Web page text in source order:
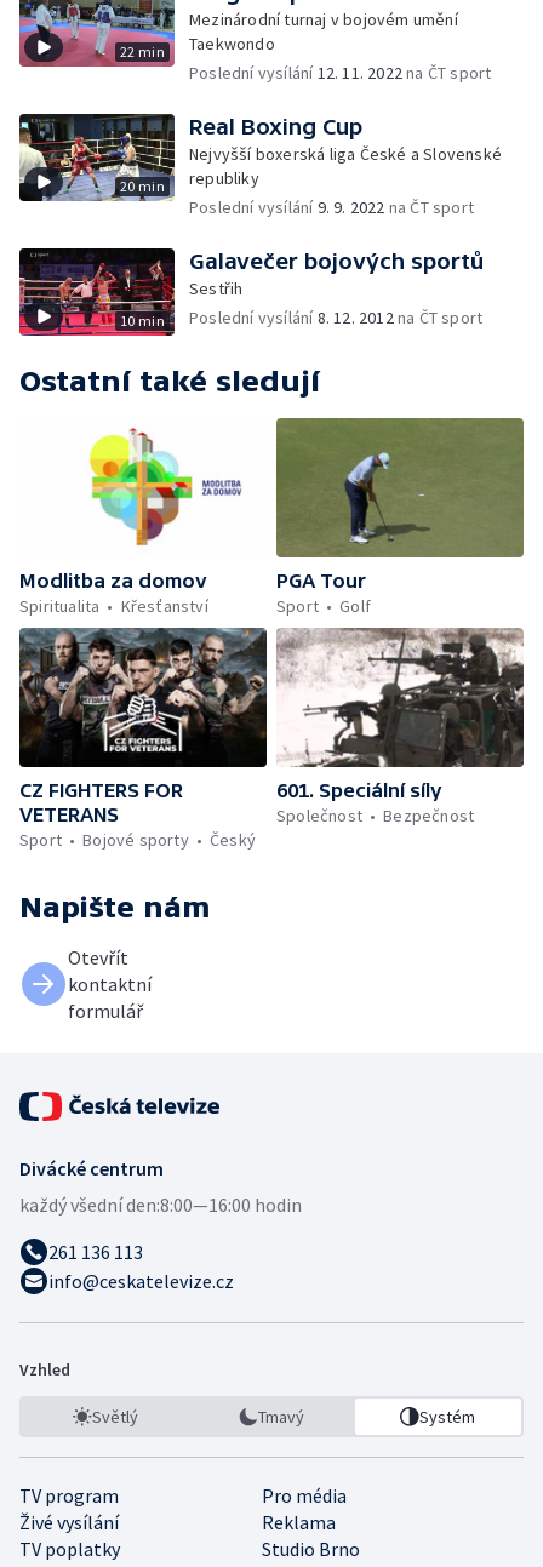
22 min
Mezinárodní turnaj v bojovém umění
Taekwondo
Poslední vysílání12. 11. 2022na ČT sport
20 min
Real Boxing Cup
Nejvyšší boxerská liga České a Slovenské
republiky
Poslední vysílání9. 9. 2022 na ČT sport
10 min
Galavečer bojových sportů
Sestřih
Poslední vysílání8. 12. 2012na ČT sport
Ostatní také sledují
Modlitba za domov
Spiritualita
Křesťanství
PGA Tour
Sport
Golf
CZ FIGHTERS FOR
VETERANS
Sport
Bojové sporty Český
601. Speciální síly
Společnost
Bezpečnost
Napište nám
Otevřít
kontaktní
formulář
Divácké centrum
každý všední den:8:00—16:00 hodin
261 136 113
info@ceskatelevize.cz
Vzhled
Světlý Tmavý Systém
TV program
Pro média
Živé vysílání
Reklama
TV poplatky
Studio Brno